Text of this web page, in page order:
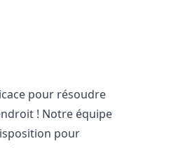
pour résoudre
! Notre équipe
pour